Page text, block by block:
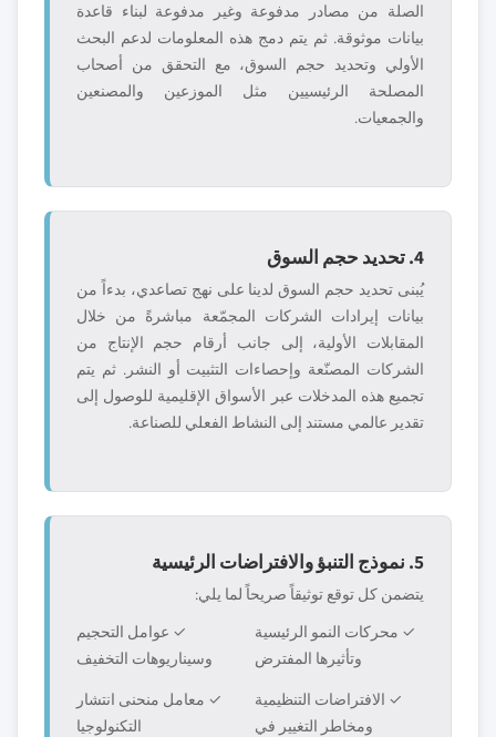
الصلة من مصادر مدفوعة وغير مدفوعة لبناء قاعدة
بيانات موثوقة. ثم يتم دمج هذه المعلومات لدعم البحث
الأولي وتحديد حجم السوق، مع التحقق من أصحاب
المصلحة الرئيسيين مثل الموزعين والمصنعين
والجمعيات.
4. تحديد حجم السوق
يُبنى تحديد حجم السوق لدينا على نهج تصاعدي، بدءاً من
بيانات إيرادات الشركات المجمّعة مباشرةً من خلال
المقابلات الأولية، إلى جانب أرقام حجم الإنتاج من
الشركات المصنّعة وإحصاءات التثبيت أو النشر. ثم يتم
تجميع هذه المدخلات عبر الأسواق الإقليمية للوصول إلى
تقدير عالمي مستند إلى النشاط الفعلي للصناعة.
5. نموذج التنبؤ والافتراضات الرئيسية
يتضمن كل توقع توثيقاً صريحاً لما يلي:
✓ محركات النمو الرئيسية
وتأثيرها المفترض
✓ عوامل التحجيم
وسيناريوهات التخفيف
✓ الافتراضات التنظيمية
ومخاطر التغيير في
✓ معامل منحنى انتشار
التكنولوجيا